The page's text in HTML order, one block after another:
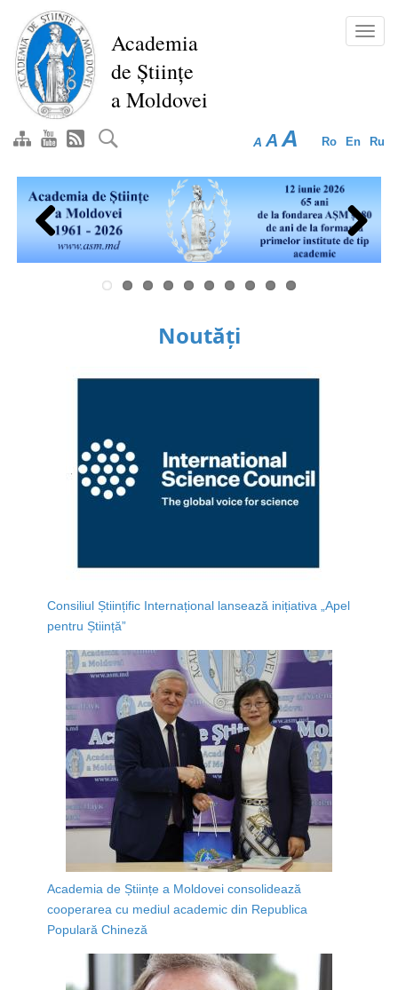
conţinutul
principal
Academia
de Științe
a Moldovei
Ro En Ru
A A A
Previous Next
Noutăți
Consiliul Științific Internațional lansează inițiativa „Apel
pentru Știință”
Academia de Științe a Moldovei consolidează
cooperarea cu mediul academic din Republica
Populară Chineză